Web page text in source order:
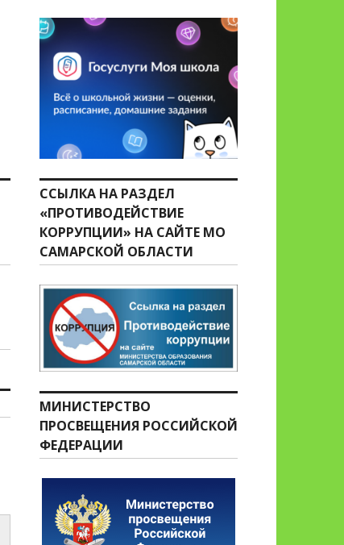
ССЫЛКА НА РАЗДЕЛ
«ПРОТИВОДЕЙСТВИЕ
КОРРУПЦИИ» НА САЙТЕ МО
САМАРСКОЙ ОБЛАСТИ
МИНИСТЕРСТВО
ПРОСВЕЩЕНИЯ РОССИЙСКОЙ
ФЕДЕРАЦИИ